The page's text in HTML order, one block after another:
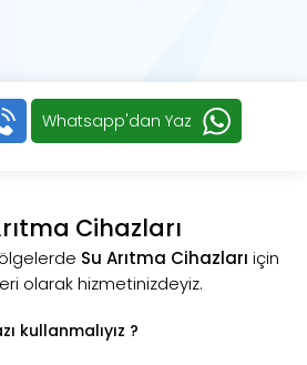
Whatsapp'dan Yaz
Cihazları
Su Arıtma Cihazları için
olarak hizmetinizdeyiz.
kullanmalıyız ?